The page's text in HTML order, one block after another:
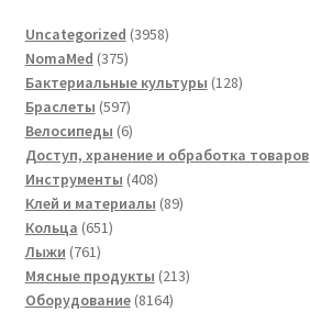
Uncategorized 39583958
NomaMed 375375
товаров
Бактериальные культуры 128128
Браслеты 597597
товаров
Велосипеды 66
товаров
Доступ, хранение и обработка товаров
Инструменты 408408
товаров
Клей и материалы 8989
Кольца 651651
Лыжи 761761
товар
Мясные продукты 213213
Оборудование 81648164